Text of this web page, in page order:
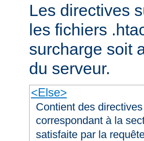
Les directives
les fichiers
surcharge soit
du serveur.
<Else>
Contient des
correspondant à la
satisfaite par la